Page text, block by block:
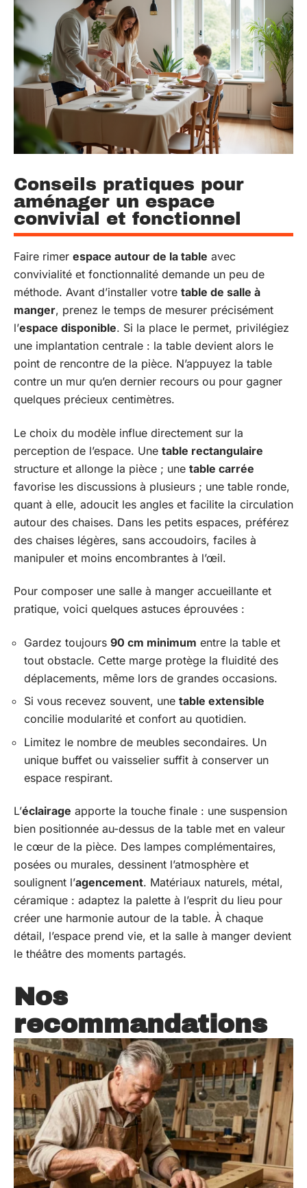
Conseils pratiques pour
aménager un espace
convivial et fonctionnel
Faire rimer espace autour de la table avec
convivialité et fonctionnalité demande un peu de
méthode. Avant d’installer votre table de salle à
manger, prenez le temps de mesurer précisément
l’espace disponible. Si la place le permet, privilégiez
une implantation centrale : la table devient alors le
point de rencontre de la pièce. N’appuyez la table
contre un mur qu’en dernier recours ou pour gagner
quelques précieux centimètres.
Le choix du modèle influe directement sur la
perception de l’espace. Une table rectangulaire
structure et allonge la pièce ; une table carrée
favorise les discussions à plusieurs ; une table ronde,
quant à elle, adoucit les angles et facilite la circulation
autour des chaises. Dans les petits espaces, préférez
des chaises légères, sans accoudoirs, faciles à
manipuler et moins encombrantes à l’œil.
Pour composer une salle à manger accueillante et
pratique, voici quelques astuces éprouvées :
Gardez toujours 90 cm minimum entre la table et
tout obstacle. Cette marge protège la fluidité des
déplacements, même lors de grandes occasions.
Si vous recevez souvent, une table extensible
concilie modularité et confort au quotidien.
Limitez le nombre de meubles secondaires. Un
unique buffet ou vaisselier suffit à conserver un
espace respirant.
L’éclairage apporte la touche finale : une suspension
bien positionnée au-dessus de la table met en valeur
le cœur de la pièce. Des lampes complémentaires,
posées ou murales, dessinent l’atmosphère et
soulignent l’agencement. Matériaux naturels, métal,
céramique : adaptez la palette à l’esprit du lieu pour
créer une harmonie autour de la table. À chaque
détail, l’espace prend vie, et la salle à manger devient
le théâtre des moments partagés.
Nos
recommandations